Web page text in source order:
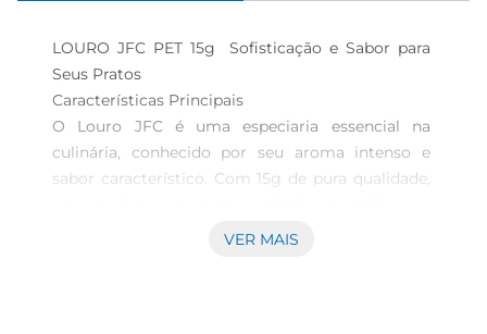
LOURO JFC PET 15g  Sofisticação e Sabor para
Seus Pratos
Características Principais
O Louro JFC é uma especiaria essencial na
culinária, conhecido por seu aroma intenso e
sabor característico. Com 15g de pura qualidade,
preserva suas propriedades, perfeitas para
VER MAIS